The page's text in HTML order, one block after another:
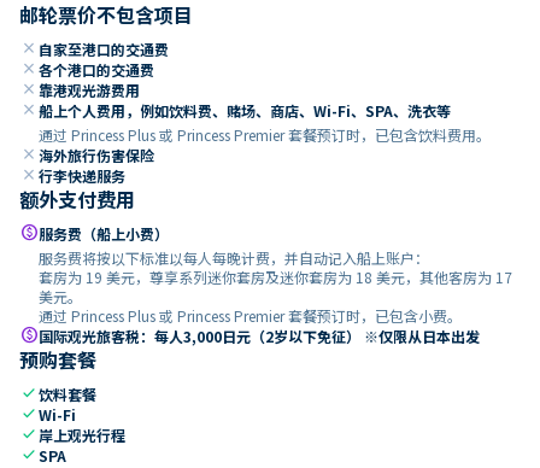
邮轮票价不包含项目
close 自家至港口的交通费
close 各个港口的交通费
close 靠港观光游费用
close 船上个人费用，例如饮料费、赌场、商店、Wi-Fi、SPA、洗衣等
通过 Princess Plus 或 Princess Premier 套餐预订时，已包含饮料费用。
close 海外旅行伤害保险
close 行李快递服务
额外支付费用
paid服务费（船上小费）
服务费将按以下标准以每人每晚计费，并自动记入船上账户：
套房为 19 美元，尊享系列迷你套房及迷你套房为 18 美元，其他客房为 17
美元。
通过 Princess Plus 或 Princess Premier 套餐预订时，已包含小费。
paid国际观光旅客税：每人3,000日元（2岁以下免征） ※仅限从日本出发
预购套餐
check饮料套餐
checkWi-Fi
check 岸上观光行程
checkSPA